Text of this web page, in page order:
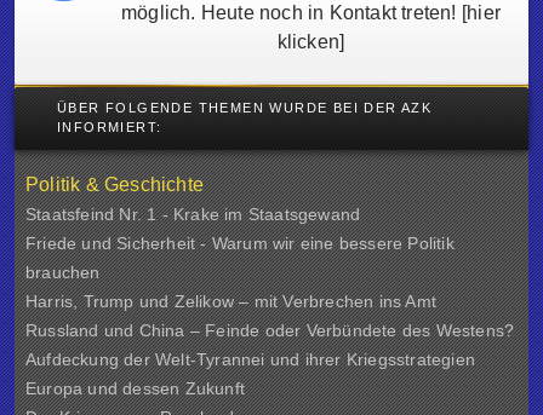
möglich. Heute noch in Kontakt treten! [hier
klicken]
ÜBER FOLGENDE THEMEN WURDE BEI DER AZK
INFORMIERT:
Politik & Geschichte
Staatsfeind Nr. 1 - Krake im Staatsgewand
Friede und Sicherheit - Warum wir eine bessere Politik
brauchen
Harris, Trump und Zelikow – mit Verbrechen ins Amt
Russland und China – Feinde oder Verbündete des Westens?
Aufdeckung der Welt-Tyrannei und ihrer Kriegsstrategien
Europa und dessen Zukunft